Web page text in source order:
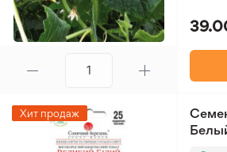
Хит продаж